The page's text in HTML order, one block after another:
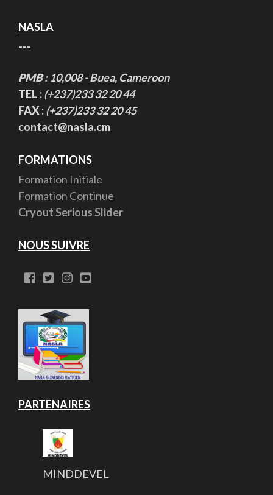
NASLA
---
PMB: 10,008 - Buea, Cameroon
TEL : (+237)233 32 20 44
FAX: (+237)233 32 20 45
contact@nasla.cm
FORMATIONS
Formation Initiale
Formation Continue
Cryout Serious Slider
NOUS SUIVRE
PARTENAIRES
MINDDEVEL